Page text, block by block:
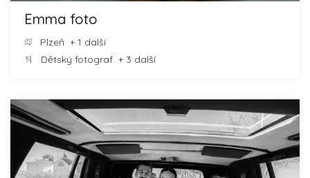
Emma foto
Plzeň + 1 další
Dětský fotograf + 3 další